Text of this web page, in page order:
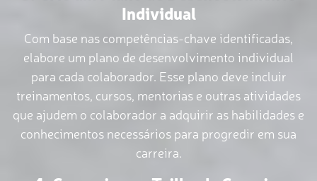
Individual
Com base nas competências-chave identificadas,
elabore um plano de desenvolvimento individual
para cada colaborador. Esse plano deve incluir
treinamentos, cursos, mentorias e outras atividades
que ajudem o colaborador a adquirir as habilidades e
conhecimentos necessários para progredir em sua
carreira.